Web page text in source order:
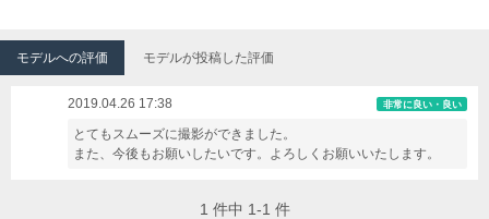
モデルへの評価 モデルが投稿した評価
2019.04.26 17:38 非常に良い・良い
とてもスムーズに撮影ができました。
また、今後もお願いしたいです。よろしくお願いいたします。
1 件中 1-1 件